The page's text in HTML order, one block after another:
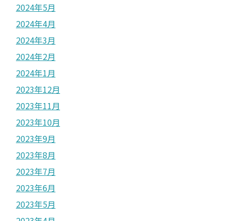
2024年5月
2024年4月
2024年3月
2024年2月
2024年1月
2023年12月
2023年11月
2023年10月
2023年9月
2023年8月
2023年7月
2023年6月
2023年5月